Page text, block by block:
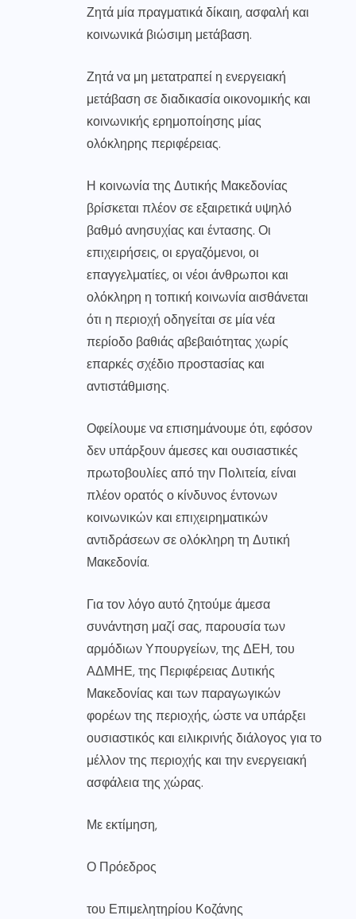
Ζητά μία πραγματικά δίκαιη, ασφαλή και
κοινωνικά βιώσιμη μετάβαση.
Ζητά να μη μετατραπεί η ενεργειακή
μετάβαση σε διαδικασία οικονομικής και
κοινωνικής ερημοποίησης μίας
ολόκληρης περιφέρειας.
Η κοινωνία της Δυτικής Μακεδονίας
βρίσκεται πλέον σε εξαιρετικά υψηλό
βαθμό ανησυχίας και έντασης. Οι
επιχειρήσεις, οι εργαζόμενοι, οι
επαγγελματίες, οι νέοι άνθρωποι και
ολόκληρη η τοπική κοινωνία αισθάνεται
ότι η περιοχή οδηγείται σε μία νέα
περίοδο βαθιάς αβεβαιότητας χωρίς
επαρκές σχέδιο προστασίας και
αντιστάθμισης.
Οφείλουμε να επισημάνουμε ότι, εφόσον
δεν υπάρξουν άμεσες και ουσιαστικές
πρωτοβουλίες από την Πολιτεία, είναι
πλέον ορατός ο κίνδυνος έντονων
κοινωνικών και επιχειρηματικών
αντιδράσεων σε ολόκληρη τη Δυτική
Μακεδονία.
Για τον λόγο αυτό ζητούμε άμεσα
συνάντηση μαζί σας, παρουσία των
αρμόδιων Υπουργείων, της ΔΕΗ, του
ΑΔΜΗΕ, της Περιφέρειας Δυτικής
Μακεδονίας και των παραγωγικών
φορέων της περιοχής, ώστε να υπάρξει
ουσιαστικός και ειλικρινής διάλογος για το
μέλλον της περιοχής και την ενεργειακή
ασφάλεια της χώρας.
Με εκτίμηση,
Ο Πρόεδρος
του Επιμελητηρίου Κοζάνης